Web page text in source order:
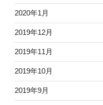
2020年1月
2019年12月
2019年11月
2019年10月
2019年9月